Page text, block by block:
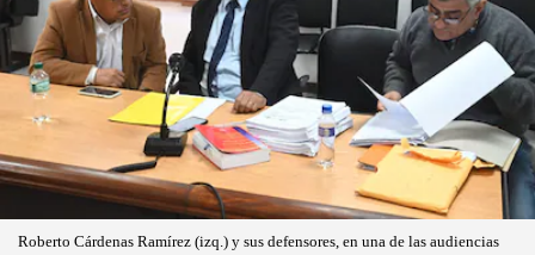
Roberto Cárdenas Ramírez (izq.) y sus defensores, en una de las audiencias